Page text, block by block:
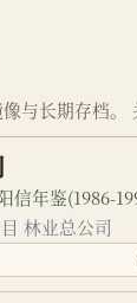
与长期存档。
信年鉴(1986-
林业总公司